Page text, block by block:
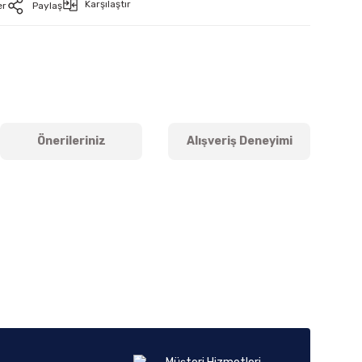
Paylaş Karşılaştır
Önerileriniz Alışveriş Deneyimi